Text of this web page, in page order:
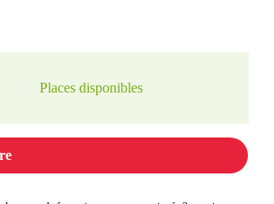
Places disponibles